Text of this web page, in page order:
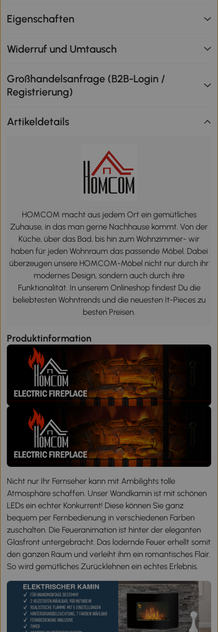
Eigenschaften
Widerruf und Umtausch
Großhandelsanfrage (B2B-Login /
Registrierung)
Artikeldetails
HOMCOM macht aus jedem Ort ein gemütliches
Zuhause, in das man gerne Nachhause kommt. Von der
Küche, über das Bad, bis hin zum Wohnzimmer- wir
haben für jeden Wohnraum das passende Möbel. Dabei
überzeugen unsere HOMCOM-Möbel nicht nur durch ihr
modernes Design, sondern auch durch ihre
Funktionalität. In unserem Onlineshop findest Du die
beliebtesten Wohntrends und die neuesten It-Pieces zu
besten Preisen.
Produktinformation
Nicht nur Ihr Fernseher kann mit Ambilights tolle
Atmosphäre schaffen. Unser Wandkamin ist mit schönen
LEDs ein echter Konkurrent! Diese können Sie ganz
bequem per Fernbedienung in verschiedenen Farben
zuschalten. Die Feueranimation ist hinter der eleganten
Glasfront untergebracht. Das lodernde Feuer erhellt somit
den ganzen Raum und verleiht ihm ein romantisches Flair.
So wird gemütliches Zurücklehnen ein echtes Erlebnis.